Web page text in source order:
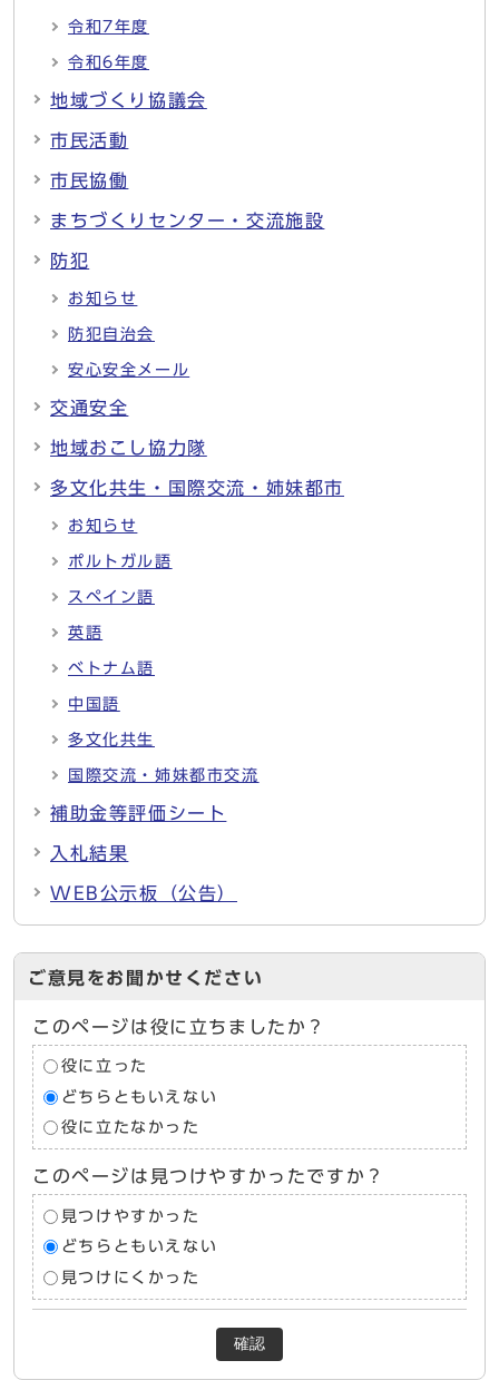
令和7年度
令和6年度
地域づくり協議会
市民活動
市民協働
まちづくりセンター・交流施設
防犯
お知らせ
防犯自治会
安心安全メール
交通安全
地域おこし協力隊
多文化共生・国際交流・姉妹都市
お知らせ
ポルトガル語
スペイン語
英語
ベトナム語
中国語
多文化共生
国際交流・姉妹都市交流
補助金等評価シート
入札結果
WEB公示板（公告）
ご意見をお聞かせください
このページは役に立ちましたか？
役に立った
どちらともいえない
役に立たなかった
このページは見つけやすかったですか？
見つけやすかった
どちらともいえない
見つけにくかった
確認